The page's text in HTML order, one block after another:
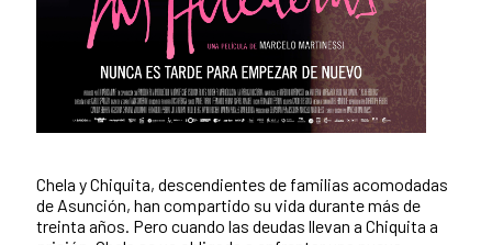
Chela y Chiquita, descendientes de familias acomodadas
de Asunción, han compartido su vida durante más de
treinta años. Pero cuando las deudas llevan a Chiquita a